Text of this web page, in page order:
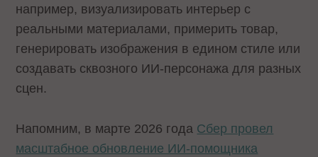
например, визуализировать интерьер с
реальными материалами, примерить товар,
генерировать изображения в едином стиле или
создавать сквозного ИИ-персонажа для разных
сцен.
Напомним, в марте 2026 года Сбер провел
масштабное обновление ИИ-помощника